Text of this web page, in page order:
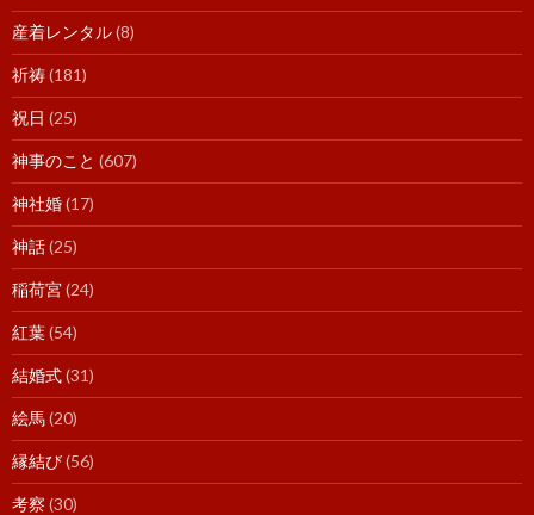
産着レンタル(8)
祈祷(181)
祝日 (25)
神事のこと (607)
神社婚(17)
神話(25)
稲荷宮(24)
紅葉(54)
結婚式(31)
絵馬(20)
縁結び(56)
考察 (30)